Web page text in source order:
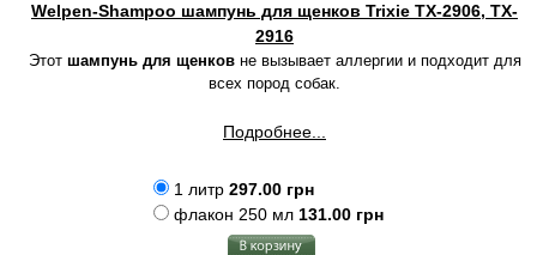
Welpen-Shampoo шампунь для щенков Trixie TX-2906, TX-
2916
Этот шампунь для щенковне вызывает аллергии и подходит для
всех пород собак.
Подробнее...
1 литр 297.00 грн
флакон 250 мл 131.00 грн